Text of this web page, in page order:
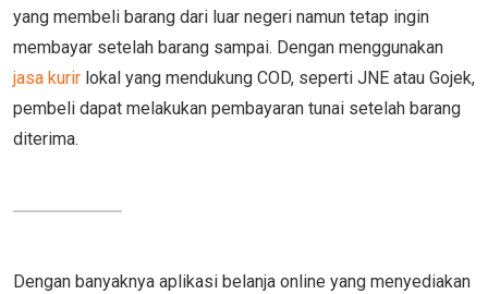
yang membeli barang dari luar negeri namun tetap ingin
membayar setelah barang sampai. Dengan menggunakan
jasa kurir lokal yang mendukung COD, seperti JNE atau Gojek,
pembeli dapat melakukan pembayaran tunai setelah barang
diterima.
Dengan banyaknya aplikasi belanja online yang menyediakan